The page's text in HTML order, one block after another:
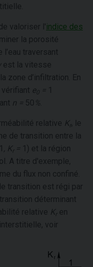
valoriser l'indice des
la porosité
traversant
est la vitesse
zone d’infiltration. En
e0
1
n = 50 %
relative Kr, le
de transition entre la
1 Kr
1) et la région
A titre d'exemple,
du flux non confiné.
transition est régi par
déterminant
relative Kr en
voir